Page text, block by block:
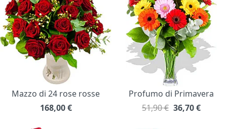
Mazzo di 24 rose rosse
168,00 €
Profumo di Primavera
51,90 € 36,70€